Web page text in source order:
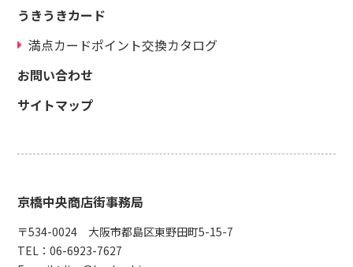
うきうきカード
満点カードポイント交換カタログ
お問い合わせ
サイトマップ
京橋中央商店街事務局
〒534-0024 大阪市都島区東野田町5-15-7
TEL：06-6923-7627